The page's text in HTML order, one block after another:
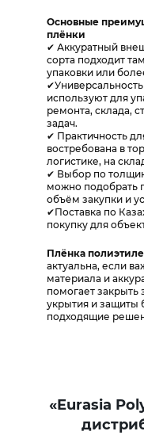
Основные
плёнки
✔ Аккуратный
сорта подходит
упаковки или
используют для
ремонта, склада,
задач.
✔ Практичность
востребована в
логистике, на
✔ Выбор по
можно подобрать
объём закупки и
✔Поставка по
покупку для
Плёнка
актуальна, если
материала и
помогает закрыть
укрытия и защиты
подходящие
«Eurasia